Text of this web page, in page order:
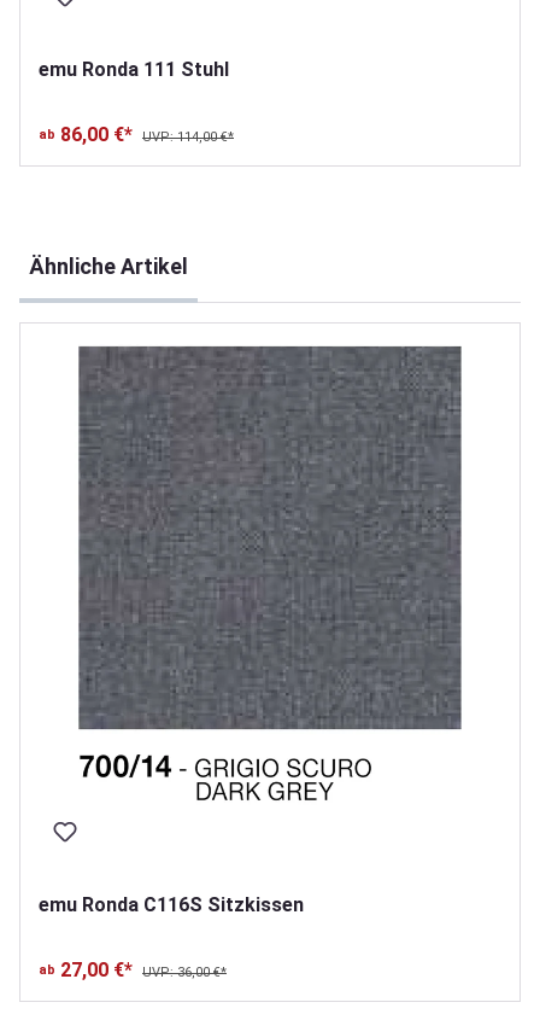
emu Ronda 111 Stuhl
ab 86,00 €* UVP: 114,00 €*
Ähnliche Artikel
emu Ronda C116S Sitzkissen
ab 27,00 €* UVP: 36,00 €*